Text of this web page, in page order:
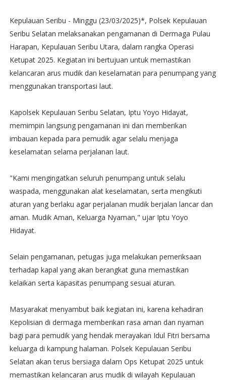
Kepulauan Seribu - Minggu (23/03/2025)*, Polsek Kepulauan
Seribu Selatan melaksanakan pengamanan di Dermaga Pulau
Harapan, Kepulauan Seribu Utara, dalam rangka Operasi
Ketupat 2025. Kegiatan ini bertujuan untuk memastikan
kelancaran arus mudik dan keselamatan para penumpang yang
menggunakan transportasi laut.
Kapolsek Kepulauan Seribu Selatan, Iptu Yoyo Hidayat,
memimpin langsung pengamanan ini dan memberikan
imbauan kepada para pemudik agar selalu menjaga
keselamatan selama perjalanan laut.
"Kami mengingatkan seluruh penumpang untuk selalu
waspada, menggunakan alat keselamatan, serta mengikuti
aturan yang berlaku agar perjalanan mudik berjalan lancar dan
aman. Mudik Aman, Keluarga Nyaman," ujar Iptu Yoyo
Hidayat.
Selain pengamanan, petugas juga melakukan pemeriksaan
terhadap kapal yang akan berangkat guna memastikan
kelaikan serta kapasitas penumpang sesuai aturan.
Masyarakat menyambut baik kegiatan ini, karena kehadiran
Kepolisian di dermaga memberikan rasa aman dan nyaman
bagi para pemudik yang hendak merayakan Idul Fitri bersama
keluarga di kampung halaman. Polsek Kepulauan Seribu
Selatan akan terus bersiaga dalam Ops Ketupat 2025 untuk
memastikan kelancaran arus mudik di wilayah Kepulauan